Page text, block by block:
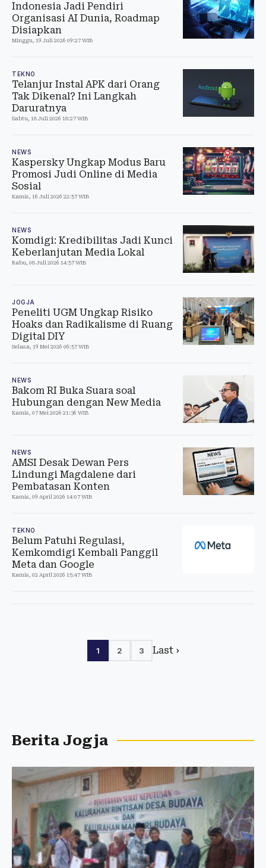
Indonesia Jadi Pendiri
Organisasi AI Dunia, Roadmap
Disiapkan
Minggu, 19 Juli 2026 09:27 WIB
TEKNO
Telanjur Instal APK dari Orang
Tak Dikenal? Ini Langkah
Daruratnya
Sabtu, 18 Juli 2026 18:27 WIB
NEWS
Kaspersky Ungkap Modus Baru
Promosi Judi Online di Media
Sosial
Kamis, 16 Juli 2026 22:57 WIB
NEWS
Komdigi: Kredibilitas Jadi Kunci
Keberlanjutan Media Lokal
Rabu, 08 Juli 2026 14:57 WIB
JOGJA
Peneliti UGM Ungkap Risiko
Hoaks dan Radikalisme di Ruang
Digital DIY
Selasa, 19 Mei 2026 06:57 WIB
NEWS
Bakom RI Buka Suara soal
Hubungan dengan New Media
Kamis, 07 Mei 2026 21:36 WIB
NEWS
AMSI Desak Dewan Pers
Lindungi Magdalene dari
Pembatasan Konten
Kamis, 09 April 2026 14:07 WIB
TEKNO
Belum Patuhi Regulasi,
Kemkomdigi Kembali Panggil
Meta dan Google
Kamis, 02 April 2026 15:47 WIB
1 2 3 Last ›
Berita Jogja